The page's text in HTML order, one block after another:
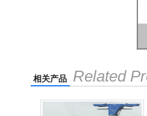
相关产品 Related